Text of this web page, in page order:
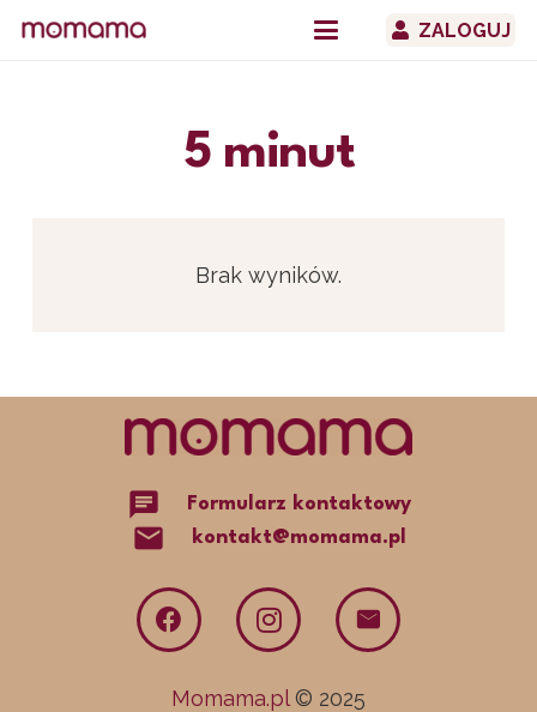
ZALOGUJ
5 minut
Brak wyników.
chat Formularz kontaktowy
mail kontakt@momama.pl
Momama.pl© 2025